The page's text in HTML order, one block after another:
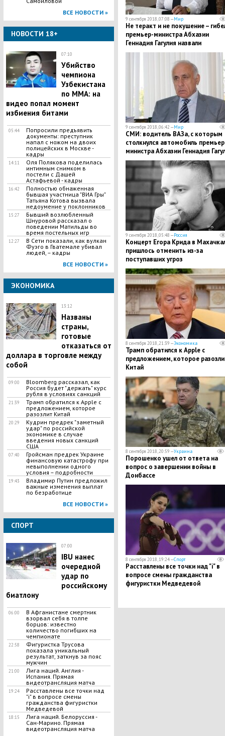
ВСЕ НОВОСТИ »
НОВОСТИ 18+
07:10
Убийство
чемпиона
Узбекистана
по MMA: на
видео попал момент
избиения битами
05:44
Попросили предъявить
документы: преступник
напал с ножом на двоих
полицейских в Москве -
кадры
14:11
Оля Полякова поделилась
интимным снимком в
постели с Дашей
Астафьевой - кадры
16:42
Полностью обнаженная
бывшая участница "ВИА Гры"
Татьяна Котова вызвала
недоумение у поклонников
15:27
Бывший возлюбленный
Шнуровой рассказал о
поведении Матильды во
время постельных игр
12:27
В Сети показали, как вулкан
Фуэго в Гватемале убивал
людей, – кадры
ВСЕ НОВОСТИ »
ЭКОНОМИКА
13:12
Названы
страны,
готовые
отказаться от
доллара в торговле между
собой
09:00
Bloomberg рассказал, как
Россия будет "держать" курс
рубля в условиях санкций
21:39
Трамп обратился к Apple с
предложением, которое
разозлит Китай
20:29
Кудрин предрек "заметный
удар" по российской
экономике в случае
введения новых санкций
США
07:40
Гройсман предрек Украине
финансовую катастрофу при
невыполнении одного
условия – подробности
19:43
Владимир Путин предложил
важные изменения выплат
по безработице
ВСЕ НОВОСТИ »
СПОРТ
07:00
IBU нанес
очередной
удар по
российскому
биатлону
06:00
В Афганистане смертник
взорвал себя в толпе
борцов: известно
количество погибших на
чемпионате
22:58
Фигуристка Трусова
показала уникальный
результат, заткнув за пояс
мужчин
21:00
Лига наций. Англия -
Испания. Прямая
видеотрансляция матча
19:24
Расставлены все точки над
"і" в вопросе смены
гражданства фигуристки
Медведевой
18:15
Лига наций. Белоруссия -
Сан-Марино. Прямая
видеотрансляция матча
9 сентября 2018, 07:08 —Мир
Не теракт и не покушение –
премьер-министра Абхазии
Геннадия Гагулия назвали
несчастным случаем
9 сентября 2018, 06:42 —Мир
СМИ: водитель ВАЗа, с которым
столкнулся автомобиль
министра Абхазии Геннадия
был под действием наркотиков
9 сентября 2018, 05:48 —Россия
Концерт Егора Крида в
пришлось отменить из-за
поступавших угроз
8 сентября 2018, 21:39 —Экономика
Трамп обратился к Apple с
предложением, которое
Китай
8 сентября 2018, 20:59 —Украина
Порошенко ушел от ответа на
вопрос о завершении войны в
Донбассе
8 сентября 2018, 19:24 —Спорт
Расставлены все точки над "і" в
вопросе смены гражданства
фигуристки Медведевой